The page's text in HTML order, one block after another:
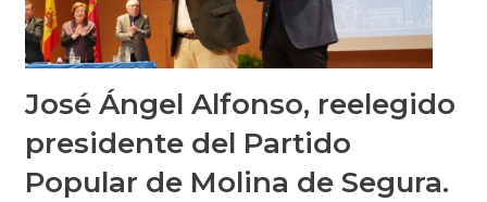
José Ángel Alfonso, reelegido
presidente del Partido
Popular de Molina de Segura.